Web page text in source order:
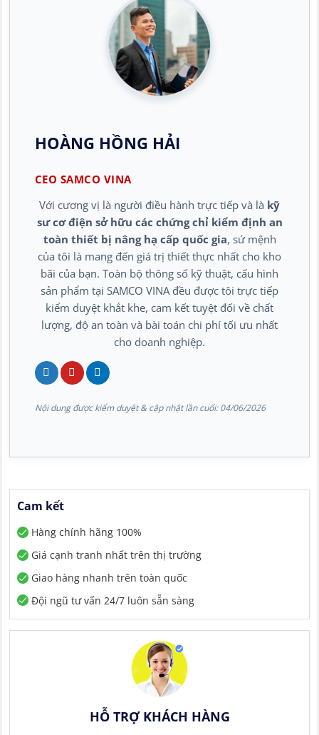
HOÀNG HỒNG HẢI
CEO SAMCO VINA
Với cương vị là người điều hành trực tiếp và là kỹ
sư cơ điện sở hữu các chứng chỉ kiểm định an
toàn thiết bị nâng hạ cấp quốc gia, sứ mệnh
của tôi là mang đến giá trị thiết thực nhất cho kho
bãi của bạn. Toàn bộ thông số kỹ thuật, cấu hình
sản phẩm tại SAMCO VINA đều được tôi trực tiếp
kiểm duyệt khắt khe, cam kết tuyệt đối về chất
lượng, độ an toàn và bài toán chi phí tối ưu nhất
cho doanh nghiệp.
Nội dung được kiểm duyệt & cập nhật lần cuối:04/06/2026
Cam kết
Hàng chính hãng 100%
Giá cạnh tranh nhất trên thị trường
Giao hàng nhanh trên toàn quốc
Đội ngũ tư vấn 24/7 luôn sẵn sàng
HỖ TRỢ KHÁCH HÀNG